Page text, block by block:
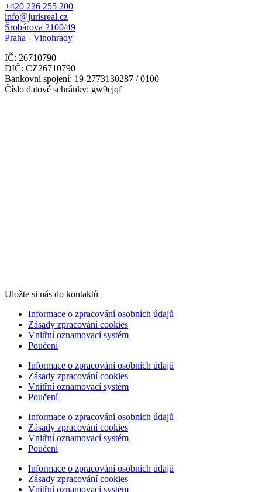
+420 226 255 200
info@jurisreal.cz
Šrobárova 2100/49
Praha - Vinohrady
IČ: 26710790
DIČ: CZ26710790
Bankovní spojení: 19-2773130287 / 0100
Číslo datové schránky: gw9ejqf
Uložte si nás do kontaktů
Informace o zpracování osobních údajů
Zásady zpracování cookies
Vnitřní oznamovací systém
Poučení
Informace o zpracování osobních údajů
Zásady zpracování cookies
Vnitřní oznamovací systém
Poučení
Informace o zpracování osobních údajů
Zásady zpracování cookies
Vnitřní oznamovací systém
Poučení
Informace o zpracování osobních údajů
Zásady zpracování cookies
Vnitřní oznamovací systém